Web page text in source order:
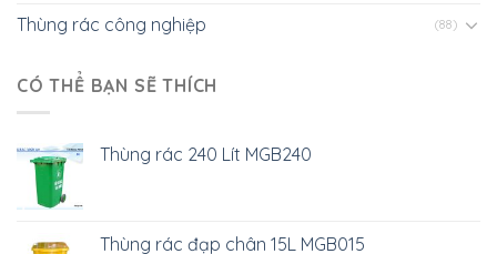
Thùng rác công nghiệp (88)
CÓ THỂ BẠN SẼ THÍCH
Thùng rác 240 Lít MGB240
Thùng rác đạp chân 15L MGB015